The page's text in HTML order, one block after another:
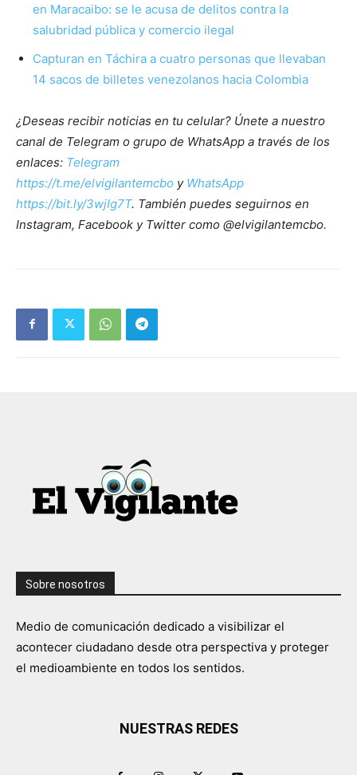
en Maracaibo: se le acusa de delitos contra la
salubridad pública y comercio ilegal
Capturan en Táchira a cuatro personas que llevaban
14 sacos de billetes venezolanos hacia Colombia
¿Deseas recibir noticias en tu celular? Únete a nuestro
canal de Telegram o grupo de WhatsApp a través de los
enlaces: Telegram
https://t.me/elvigilantemcbo y WhatsApp
https://bit.ly/3wjIg7T. También puedes seguirnos en
Instagram, Facebook y Twitter como @elvigilantemcbo.
Sobre nosotros
Medio de comunicación dedicado a visibilizar el
acontecer ciudadano desde otra perspectiva y proteger
el medioambiente en todos los sentidos.
NUESTRAS REDES